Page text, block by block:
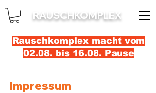
RAUSCHKOMPLEX
Rauschkomplex macht vom
02.08. bis 16.08. Pause
Impressum